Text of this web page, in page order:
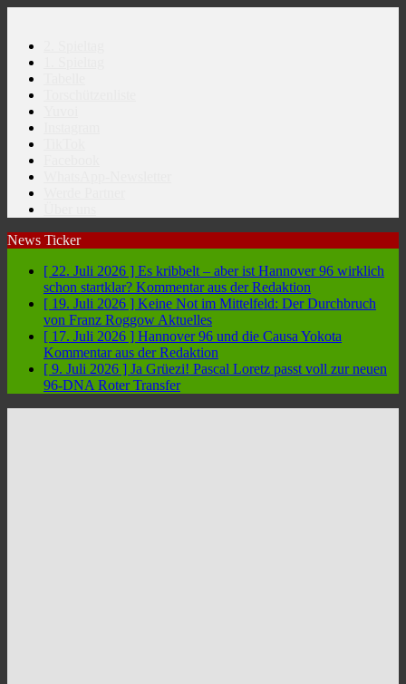
News Ticker
[ 22. Juli 2026 ] Es kribbelt – aber ist Hannover 96 wirklich
schon startklar? Kommentar aus der Redaktion
[ 19. Juli 2026 ] Keine Not im Mittelfeld: Der Durchbruch
von Franz Roggow Aktuelles
[ 17. Juli 2026 ] Hannover 96 und die Causa Yokota
Kommentar aus der Redaktion
[ 9. Juli 2026 ] Ja Grüezi! Pascal Loretz passt voll zur neuen
96-DNA Roter Transfer